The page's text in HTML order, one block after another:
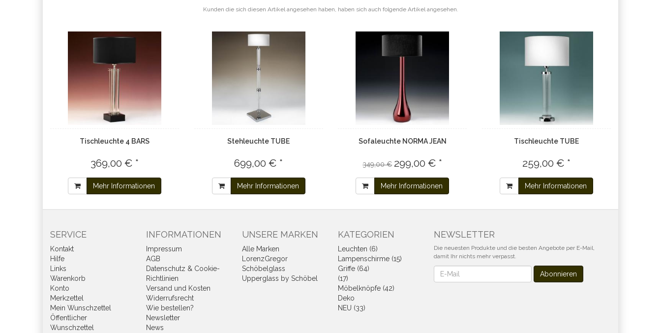
Kunden die sich diesen Artikel angesehen haben, haben sich auch folgende Artikel angesehen.
Tischleuchte 4 BARS
369,00 € *
Mehr Informationen
Stehleuchte TUBE
699,00 € *
Mehr Informationen
Sofaleuchte NORMA JEAN
349,00 € 299,00 € *
Mehr Informationen
Tischleuchte TUBE
259,00 € *
Mehr Informationen
SERVICE
Kontakt
Hilfe
Links
Warenkorb
Konto
Merkzettel
Mein Wunschzettel
Öffentlicher
Wunschzettel
INFORMATIONEN
Impressum
AGB
Datenschutz & Cookie-
Richtlinien
Versand und Kosten
Widerrufsrecht
Wie bestellen?
Newsletter
News
UNSERE MARKEN
Alle Marken
LorenzGregor
Schöbelglass
Upperglass by Schöbel
KATEGORIEN
Leuchten (6)
Lampenschirme (15)
Griffe (64)
(17)
Möbelknöpfe (42)
Deko
NEU (33)
NEWSLETTER
Die neuesten Produkte und die besten Angebote per E-Mail,
damit Ihr nichts mehr verpasst.
Newsletter Abonnieren